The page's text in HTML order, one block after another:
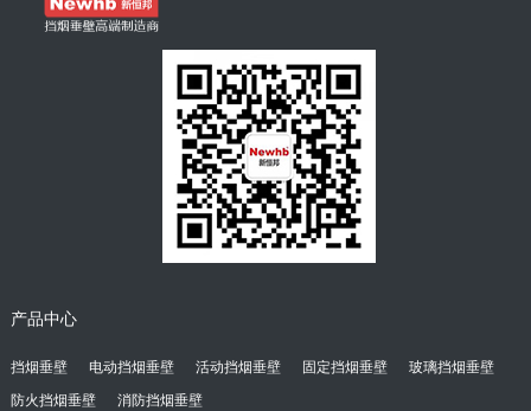
产品中心
挡烟垂壁 电动挡烟垂壁 活动挡烟垂壁 固定挡烟垂壁
玻璃挡烟垂壁
防火挡烟垂壁
消防挡烟垂壁